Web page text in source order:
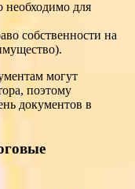
необходимо для
собственности на
могут
поэтому
документов в